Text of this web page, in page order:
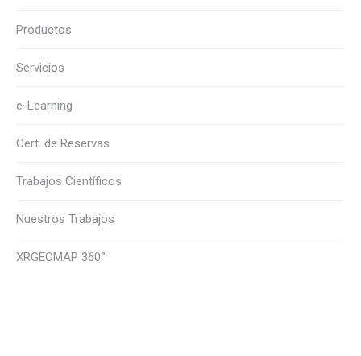
Productos
Servicios
e-Learning
Cert. de Reservas
Trabajos Científicos
Nuestros Trabajos
XRGEOMAP 360°